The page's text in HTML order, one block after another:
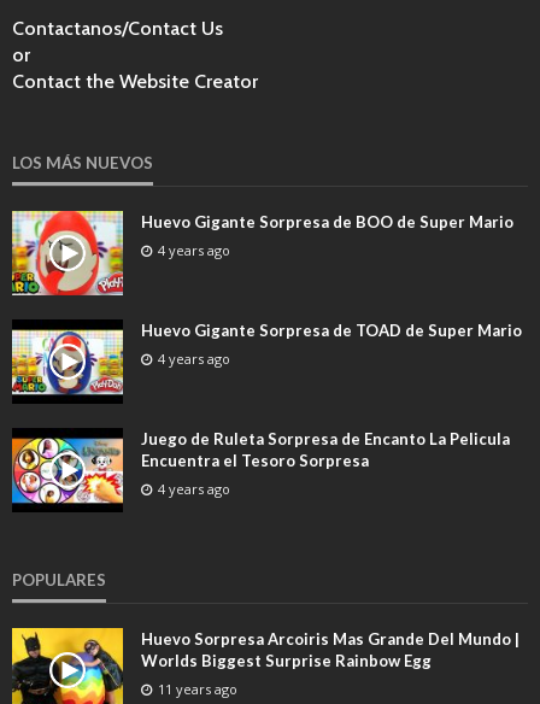
Contactanos/Contact Us
or
Contact the Website Creator
LOS MÁS NUEVOS
Huevo Gigante Sorpresa de BOO de Super Mario
4 years ago
Huevo Gigante Sorpresa de TOAD de Super Mario
4 years ago
Juego de Ruleta Sorpresa de Encanto La Pelicula
Encuentra el Tesoro Sorpresa
4 years ago
POPULARES
Huevo Sorpresa Arcoiris Mas Grande Del Mundo |
Worlds Biggest Surprise Rainbow Egg
11 years ago